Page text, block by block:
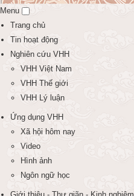
Menu
Trang chủ
Tin hoạt động
Nghiên cứu VHH
VHH Việt Nam
VHH Thế giới
VHH Lý luận
Ứng dụng VHH
Xã hội hôm nay
Video
Hình ảnh
Ngôn ngữ học